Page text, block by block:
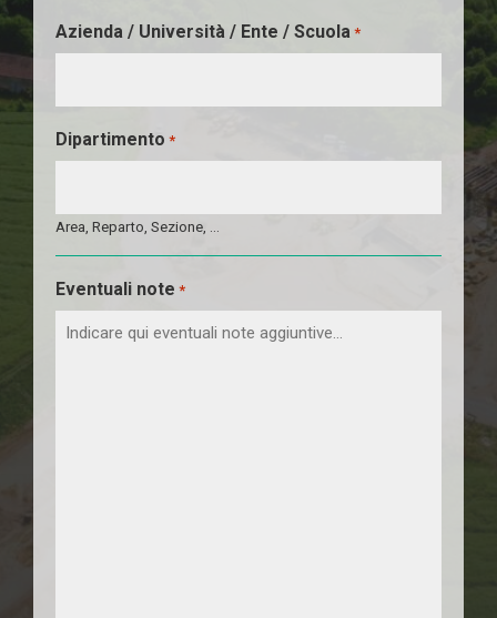
Azienda / Università / Ente / Scuola *
Dipartimento *
Area, Reparto, Sezione, …
Eventuali note *